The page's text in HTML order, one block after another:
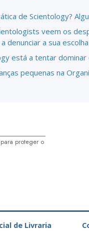
de Scientology?
veem os
denunciar a sua
está a tentar dominar
pequenas na
proteger o
de Livraria